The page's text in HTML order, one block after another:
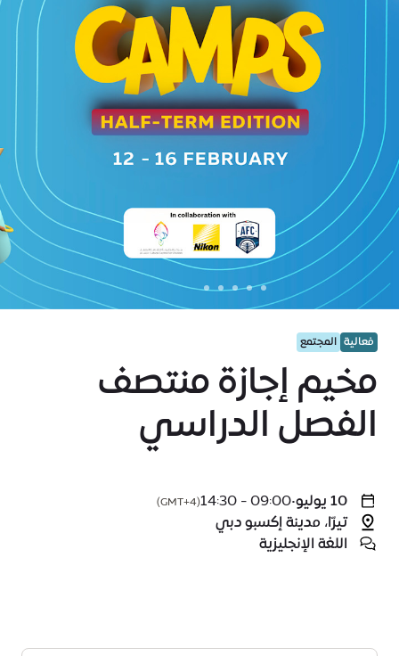
فعالية المجتمع
مخيم إجازة منتصف
الفصل الدراسي
10 يوليو •
09:00 - 14:30
(GMT+4)
تيرّا، مدينة إكسبو دبي
اللغة الإنجليزية